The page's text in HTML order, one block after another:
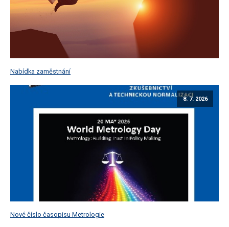
Nabídka zaměstnání
8. 7. 2026
Nové číslo časopisu Metrologie